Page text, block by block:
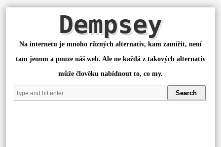
Dempsey
Na internetu je mnoho různých alternativ, kam zamířit, není
tam jenom a pouze náš web. Ale ne každá z takových alternativ
může člověku nabídnout to, co my.